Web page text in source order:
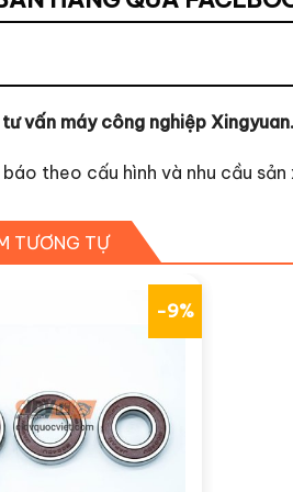
vấn máy công nghiệp Xingyuan.
theo cấu hình và nhu cầu sản
TƯƠNG TỰ
-9%